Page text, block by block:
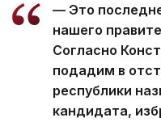
— Это
нашего
Согласно
подадим в
республики
кандидата,